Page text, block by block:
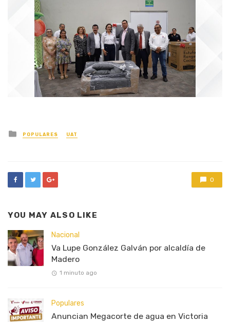
Posted
in
POPULARES UAT
0
YOU MAY ALSO LIKE
Nacional
Va Lupe González Galván por alcaldía de
Madero
1 minuto ago
Populares
Anuncian Megacorte de agua en Victoria